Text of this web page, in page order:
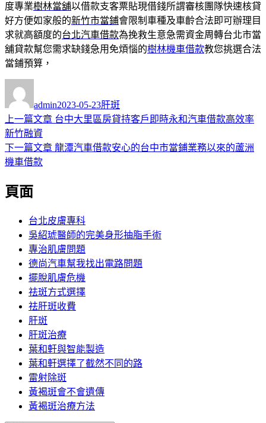
度專業樹林當舖以借款支客票貼現借錢所謂審核團隊快速核貸
好方便如家般的新竹市當鋪會限制車種及車齡合法即可辦理目
求就高額度的台北汽車借款為挽救生意急需資金周轉台北市當
舖貸款幫您需求缺錢急用免煩惱的樹林機車借款教您挑選合法
當鋪預算，
者
admin佈
日
2023-05-23類
肝斑
文
章
導
覽
上一篇文章 上
篇
台中大里區房貸持客戶即時永和汽車借款高效率
新竹融資
下一篇文章 下
龍潭汽車借款安心的台中市當鋪業務以來的蘆洲
機車借款
頁面
台北皮膚專科
吳紹琥醫師的完美身形抽脂手術
專治肌膚問題
德尚汽車幫我找出電路問題
擺脫肌膚危機
祛斑方式選擇
祛肝斑收費
肝斑
肝斑治療
葉和軒與智能製造
葉和軒選擇了截然不同的路
雷射除斑
黃褐斑會不會遺傳
黃褐斑治療方法